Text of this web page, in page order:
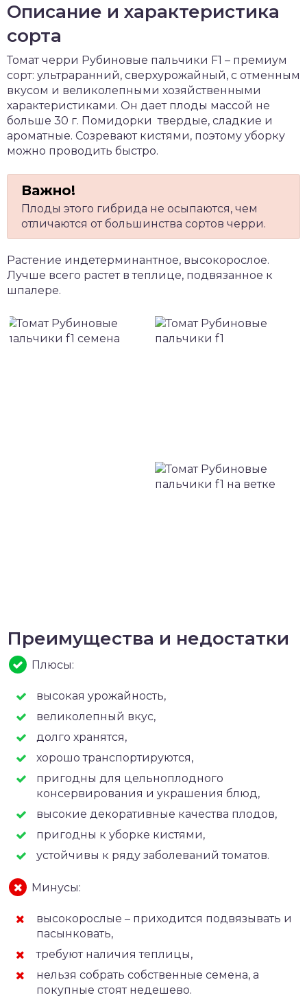
Описание и характеристика
сорта
Томат черри Рубиновые пальчики F1 – премиум
сорт: ультраранний, сверхурожайный, с отменным
вкусом и великолепными хозяйственными
характеристиками. Он дает плоды массой не
больше 30 г. Помидорки твердые, сладкие и
ароматные. Созревают кистями, поэтому уборку
можно проводить быстро.
Плоды этого гибрида не осыпаются, чем
отличаются от большинства сортов черри.
Растение индетерминантное, высокорослое.
Лучше всего растет в теплице, подвязанное к
шпалере.
Преимущества и недостатки
Плюсы:
высокая урожайность,
великолепный вкус,
долго хранятся,
хорошо транспортируются,
пригодны для цельноплодного
консервирования и украшения блюд,
высокие декоративные качества плодов,
пригодны к уборке кистями,
устойчивы к ряду заболеваний томатов.
Минусы:
высокорослые – приходится подвязывать и
пасынковать,
требуют наличия теплицы,
нельзя собрать собственные семена, а
покупные стоят недешево.